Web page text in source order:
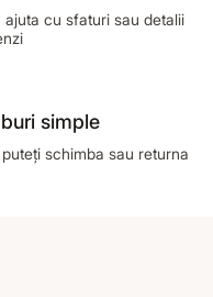
cu sfaturi sau detalii
simple
schimba sau returna